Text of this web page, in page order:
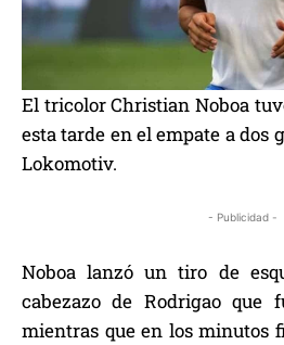
El tricolor Christian Noboa
esta tarde en el empate a dos
Lokomotiv.
- Publicidad -
Noboa lanzó un tiro de
cabezazo de Rodrigao que
mientras que en los minutos